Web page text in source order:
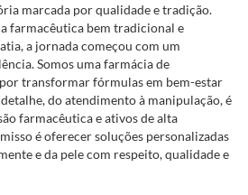
marcada por qualidade e tradição.
farmacêutica bem tradicional e
a jornada começou com um
Somos uma farmácia de
transformar fórmulas em bem-estar
detalhe, do atendimento à manipulação, é
farmacêutica e ativos de alta
é oferecer soluções personalizadas
e da pele com respeito, qualidade e